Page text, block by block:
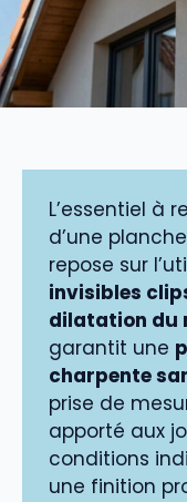
L’essentiel à
d’une
repose sur
invisibles
dilatation du
garantit une
charpente
prise de
apporté aux
conditions
une finition